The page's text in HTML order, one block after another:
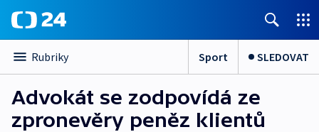
Rubriky Sport SLEDOVAT
Advokát se zodpovídá ze
zpronevěry peněz klientů